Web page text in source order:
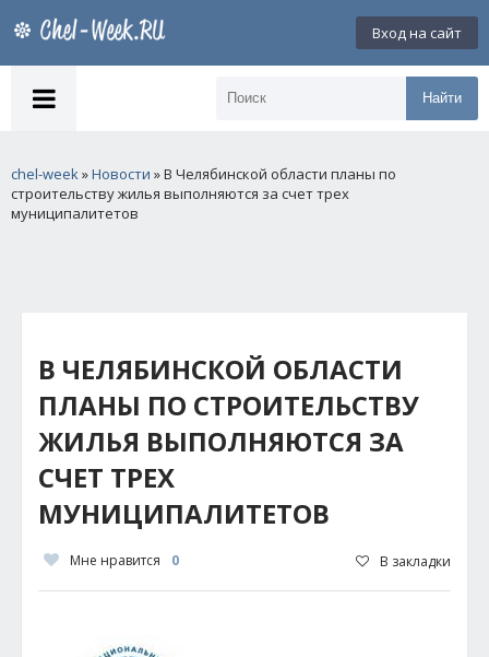
Вход на сайт
Найти
chel-week»Новости » В Челябинской области планы по
строительству жилья выполняются за счет трех
муниципалитетов
В ЧЕЛЯБИНСКОЙ ОБЛАСТИ
ПЛАНЫ ПО СТРОИТЕЛЬСТВУ
ЖИЛЬЯ ВЫПОЛНЯЮТСЯ ЗА
СЧЕТ ТРЕХ
МУНИЦИПАЛИТЕТОВ
Мне нравится 0 В закладки